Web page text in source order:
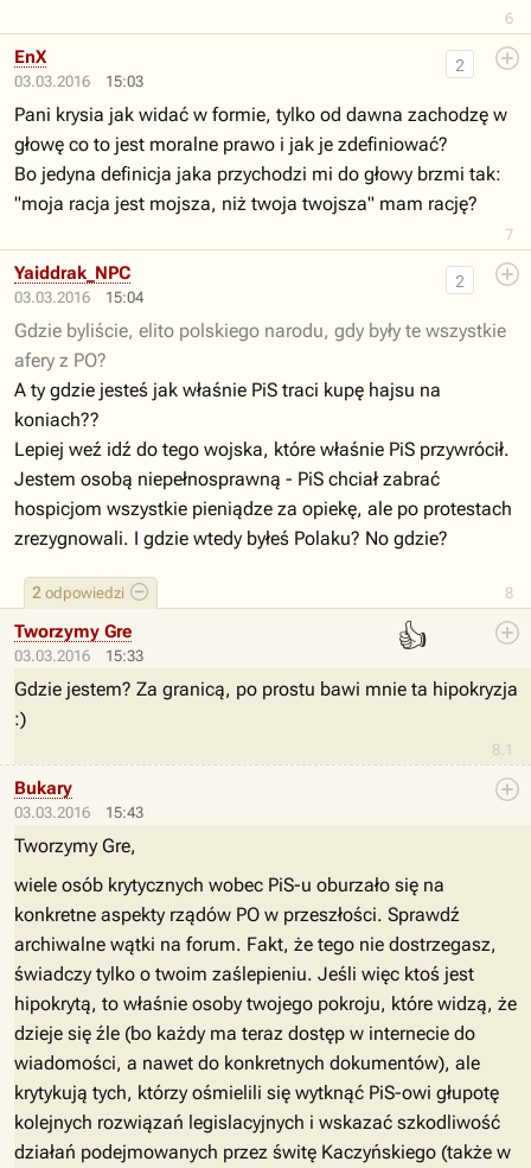
6
03.03.2016 15:03
7
2
EnX
Pani krysia jak widać w formie, tylko od dawna zachodzę w
głowę co to jest moralne prawo i jak je zdefiniować?
Bo jedyna definicja jaka przychodzi mi do głowy brzmi tak:
"moja racja jest mojsza, niż twoja twojsza" mam rację?
03.03.2016 15:04
8
2
2 odpowiedzi
Yaiddrak_NPC
Gdzie byliście, elito polskiego narodu, gdy były te wszystkie
afery z PO?
A ty gdzie jesteś jak właśnie PiS traci kupę hajsu na
koniach??
Lepiej weź idź do tego wojska, które właśnie PiS przywrócił.
Jestem osobą niepełnosprawną - PiS chciał zabrać
hospicjom wszystkie pieniądze za opiekę, ale po protestach
zrezygnowali. I gdzie wtedy byłeś Polaku? No gdzie?
03.03.2016 15:33
👍
8.1
Tworzymy Gre
Gdzie jestem? Za granicą, po prostu bawi mnie ta hipokryzja
:)
03.03.2016 15:43
Bukary
Tworzymy Gre,
wiele osób krytycznych wobec PiS-u oburzało się na
konkretne aspekty rządów PO w przeszłości. Sprawdź
archiwalne wątki na forum. Fakt, że tego nie dostrzegasz,
świadczy tylko o twoim zaślepieniu. Jeśli więc ktoś jest
hipokrytą, to właśnie osoby twojego pokroju, które widzą, że
dzieje się źle (bo każdy ma teraz dostęp w internecie do
wiadomości, a nawet do konkretnych dokumentów), ale
krytykują tych, którzy ośmielili się wytknąć PiS-owi głupotę
kolejnych rozwiązań legislacyjnych i wskazać szkodliwość
działań podejmowanych przez świtę Kaczyńskiego (także w